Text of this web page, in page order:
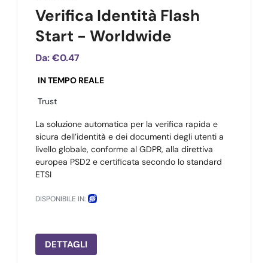
Verifica Identità Flash
Start - Worldwide
Da:€0.47
IN TEMPO REALE
Trust
La soluzione automatica per la verifica rapida e
sicura dell’identità e dei documenti degli utenti a
livello globale, conforme al GDPR, alla direttiva
europea PSD2 e certificata secondo lo standard
ETSI
DISPONIBILE IN:
DETTAGLI